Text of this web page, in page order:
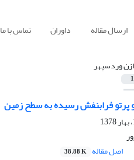
ارسال مقاله داوران تماس با ما
ازن وردسپهر
1
پرتو فرابنفش رسیده به سطح زمین
اصل مقاله 38.88 K